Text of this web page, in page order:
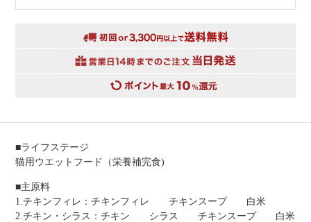
■ライフステージ
猫用ウエットフード（栄養補完食)
■主原料
1.チキンフィレ：チキンフィレ チキンスープ 白米
2.チキン・シラス：チキン シラス チキンスープ 白米